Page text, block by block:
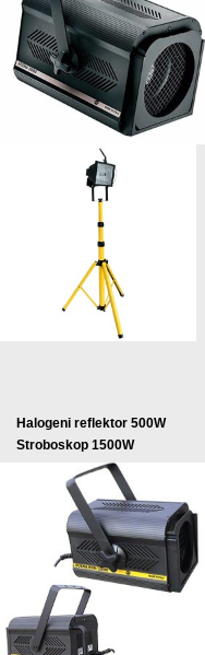
Halogeni reflektor 500W
Stroboskop 1500W